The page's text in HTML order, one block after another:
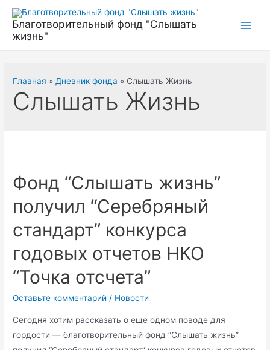
Перейти
содержимому
Благотворительный фонд "Слышать
жизнь"
Главная Дневник фонда Слышать Жизнь
Слышать Жизнь
Фонд “Слышать жизнь”
получил “Серебряный
стандарт” конкурса
годовых отчетов НКО
“Точка отсчета”
Оставьте комментарий / Новости
Сегодня хотим рассказать о еще одном поводе для
гордости — благотворительный фонд “Слышать жизнь”